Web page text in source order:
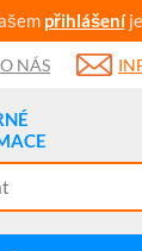
přihlášení
O NÁS